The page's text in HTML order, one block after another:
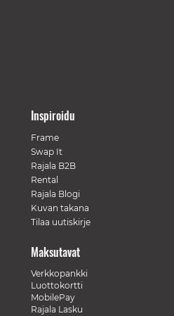
Inspiroidu
Frame
Swap It
Rajala B2B
Rental
Rajala Blogi
Kuvan takana
Tilaa uutiskirje
Maksutavat
Verkkopankki
Luottokortti
MobilePay
Rajala Lasku